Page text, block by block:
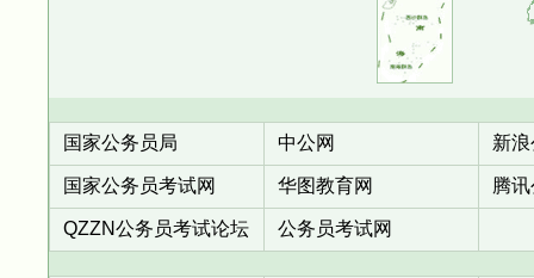
国家公务员局 中公网 新
国家公务员考试网 华图教育网 腾
QZZN公务员考试论坛 公务员考试网